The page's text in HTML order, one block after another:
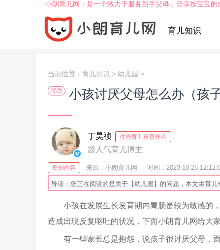
小朗育儿网：是一个致力于服务新手父母，分享按宝宝
育儿知识
当前位置： 育儿知识 > 幼儿园 >
优质 小孩讨厌父母怎么办（孩
丁昊祯 优秀育儿科普作者
超人气育儿博主
原创内容 来源：小朗育儿网 时间：2023-10-25
导读：您正在阅读的是关于【幼儿园】的问题，本文由育
小孩在发展生长发育期内胃肠是较为敏感的
造成出現反复呕吐的状况，下面小朗育儿网给大
有一些家长总是抱怨，说孩子很讨厌父母，